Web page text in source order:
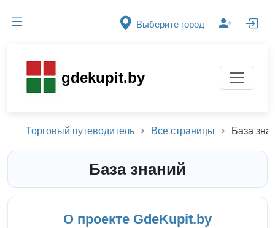
Выберите город
gdekupit.by
Торговый путеводитель Все страницы База
База знаний
О проекте GdeKupit.by